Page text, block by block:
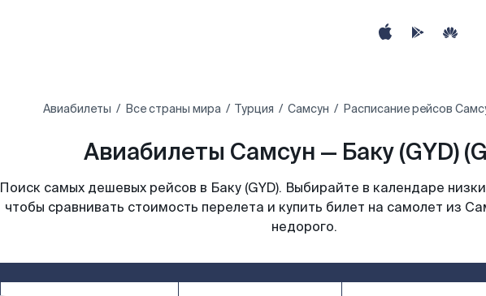
Авиабилеты Все страны мира Турция Самсун Расписание рейсов
Авиабилеты Самсун — Баку (GYD)
Поиск самых дешевых рейсов в Баку (GYD). Выбирайте в календаре
чтобы сравнивать стоимость перелета и купить билет на самолет из
недорого.